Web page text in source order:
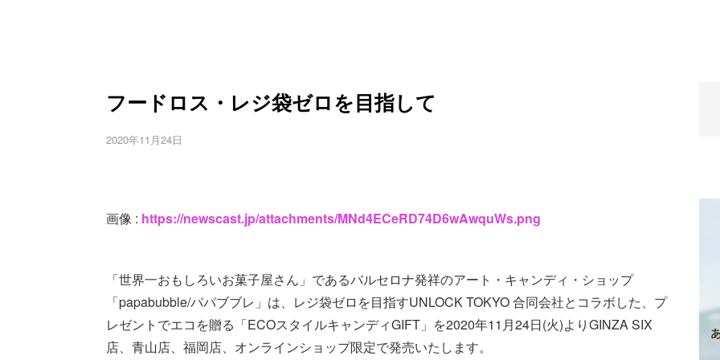
フードロス・レジ袋ゼロを目指して
2020年11月24日
画像 : https://newscast.jp/attachments/MNd4ECeRD74D6wAwquWs.png
「世界一おもしろいお菓子屋さん」であるバルセロナ発祥のアート・キャンディ・ショップ
「papabubble/パパブブレ」は、レジ袋ゼロを目指すUNLOCK TOKYO 合同会社とコラボした、プ
レゼントでエコを贈る「ECOスタイルキャンディGIFT」を2020年11月24日(火)よりGINZA SIX
店、青山店、福岡店、オンラインショップ限定で発売いたします。